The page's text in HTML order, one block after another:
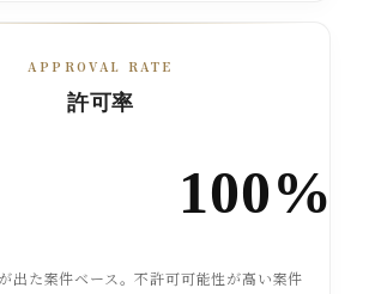
APPROVAL RATE
許可率
100%
出た案件ベース。不許可可能性が高い案件